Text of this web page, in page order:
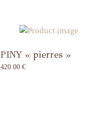
PINY « pierres »
420.00 €